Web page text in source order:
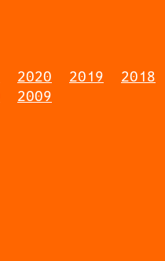
2020 2019
2018
2009